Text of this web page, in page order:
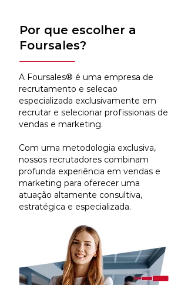
Por que escolher a
Foursales?
A Foursales® é uma empresa de
recrutamento e selecao
especializada exclusivamente em
recrutar e selecionar profissionais de
vendas e marketing.
Com uma metodologia exclusiva,
nossos recrutadores combinam
profunda experiência em vendas e
marketing para oferecer uma
atuação altamente consultiva,
estratégica e especializada.